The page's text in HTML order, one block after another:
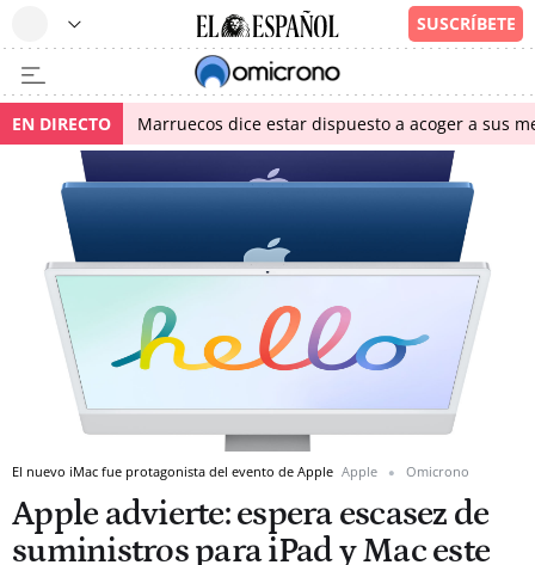
EN DIRECTO Marruecos dice estar dispuesto a acoger a sus
El nuevo iMac fue protagonista del evento de Apple Apple Omicrono
Apple advierte: espera escasez de
suministros para iPad y Mac este